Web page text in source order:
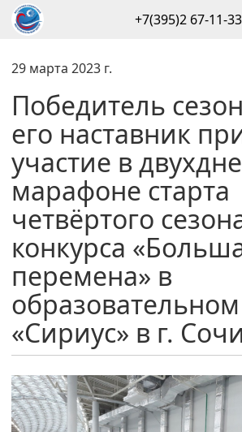
29 марта 2023 г.
Победитель
его наставник
участие в
марафоне старта
четвёртого
конкурса
перемена» в
«Сириус» в г. Сочи
+7(395)2 67-11-33